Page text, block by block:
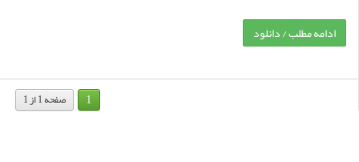
ادامه مطلب / دانلود
صفحه 1 از 1 1